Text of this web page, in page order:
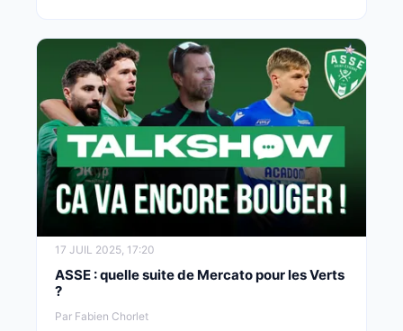
17 JUIL 2025, 17:20
ASSE : quelle suite de Mercato pour les Verts
?
Par Fabien Chorlet